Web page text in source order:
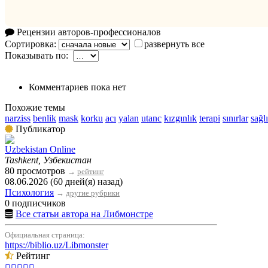
Рецензии авторов-профессионалов
Сортировка:
развернуть все
Показывать по:
Комментариев пока нет
Похожие темы
narziss benlik mask korku acı yalan utanc kızgınlık terapi sınırlar
Публикатор
Uzbekistan Online
Tashkent, Узбекистан
80 просмотров → рейтинг
08.06.2026 (60 дней(я) назад)
Психология → другие рубрики
0 подписчиков
Все статьи автора на Либмонстре
Официальная страница:
https://biblio.uz/Libmonster
Рейтинг